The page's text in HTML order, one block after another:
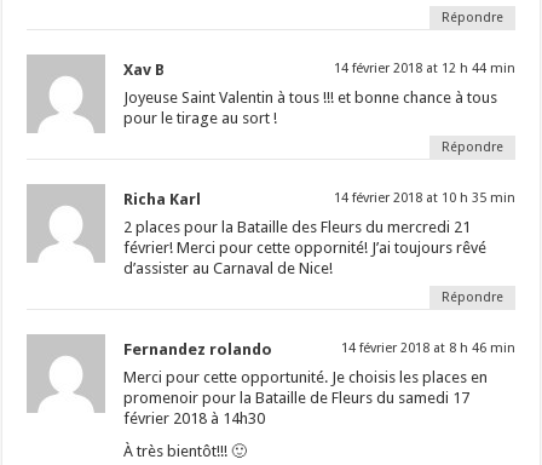
Répondre
Xav B 14 février 2018 at 12 h 44 min
Joyeuse Saint Valentin à tous !!! et bonne chance à tous
pour le tirage au sort !
Répondre
Richa Karl 14 février 2018 at 10 h 35 min
2 places pour la Bataille des Fleurs du mercredi 21
février! Merci pour cette oppornité! J’ai toujours rêvé
d’assister au Carnaval de Nice!
Répondre
Fernandez rolando 14 février 2018 at 8 h 46 min
Merci pour cette opportunité. Je choisis les places en
promenoir pour la Bataille de Fleurs du samedi 17
février 2018 à 14h30
À très bientôt!!! 🙂